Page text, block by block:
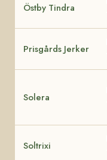
Östby Tindra
Prisgårds Jerker
Solera
Soltrixi